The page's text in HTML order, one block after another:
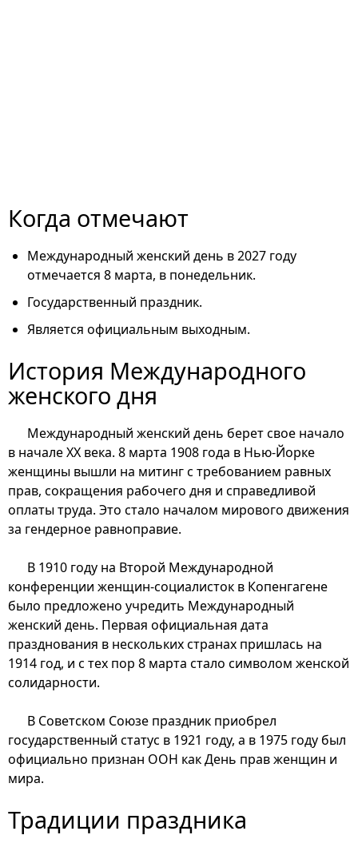
Когда отмечают
Международный женский день в 2027 году
отмечается 8 марта, в понедельник.
Государственный праздник.
Является официальным выходным.
История Международного
женского дня
Международный женский день берет свое начало
в начале XX века. 8 марта 1908 года в Нью-Йорке
женщины вышли на митинг с требованием равных
прав, сокращения рабочего дня и справедливой
оплаты труда. Это стало началом мирового движения
за гендерное равноправие.
В 1910 году на Второй Международной
конференции женщин-социалисток в Копенгагене
было предложено учредить Международный
женский день. Первая официальная дата
празднования в нескольких странах пришлась на
1914 год, и с тех пор 8 марта стало символом женской
солидарности.
В Советском Союзе праздник приобрел
государственный статус в 1921 году, а в 1975 году был
официально признан ООН как День прав женщин и
мира.
Традиции праздника